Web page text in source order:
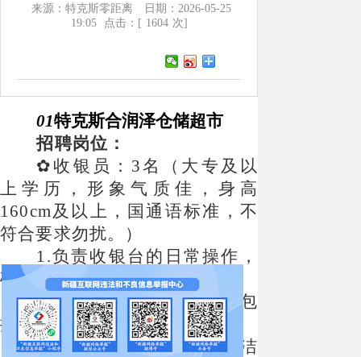
来源：特克斯零距离
日期：2026-05-25
19:05
点击：[ 1604 次]
01特克斯合润泽仓储超市
招聘岗位：
✿收银员：3名（大专及以
上学历，形象气质佳，身高
160cm及以上，国通语标准，不
符合要求勿扰。）
1.负责收银台的日常操作，
确保交易准确无误。
2.接收并处理顾客支付，包
括现金、刷卡及移动支付方式。
3.协助维护收银区域的整洁